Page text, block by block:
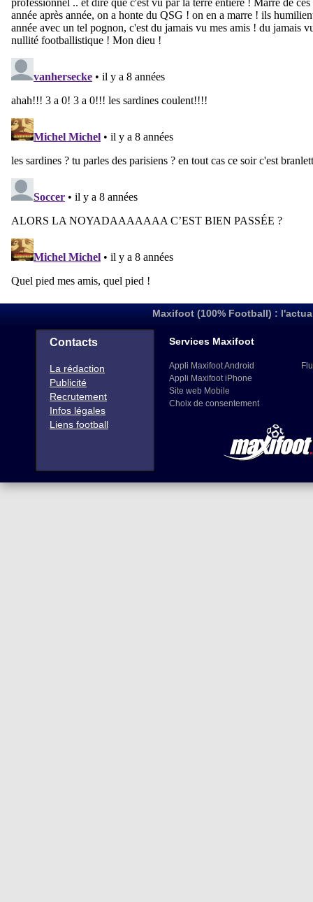
Maxifoot (100% Football) :
Contacts
La rédaction
Publicité
Recrutement
Infos légales
Liens football
Services Maxifoot
Appli Maxifoot Android
Appli Maxifoot iPhone
Site web Mobile
Choix de consentement